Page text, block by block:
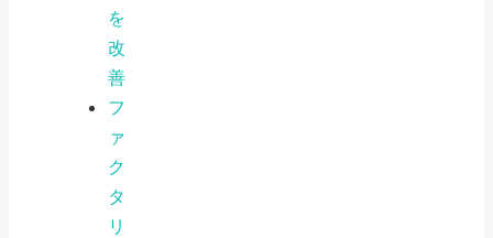
を
改
善
フ
ァ
ク
タ
リ